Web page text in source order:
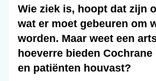
Wie ziek is, hoopt dat zijn
wat er moet gebeuren om
worden. Maar weet een
hoeverre bieden
en patiënten houvast?